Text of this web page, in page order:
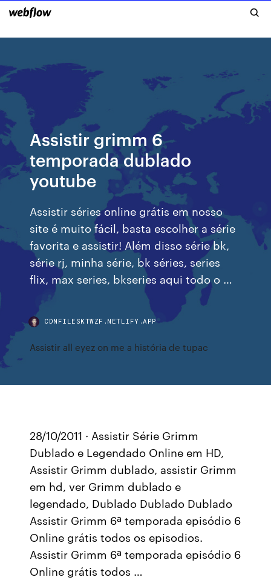
Assistir grimm 6
temporada dublado
youtube
Assistir séries online grátis em nosso
site é muito fácil, basta escolher a série
favorita e assistir! Além disso série bk,
série rj, minha série, bk séries, series
flix, max series, bkseries aqui todo o …
CDNFILESKTWZF.NETLIFY.APP
Assistir all eyez on me a história de tupac
28/10/2011 · Assistir Série Grimm
Dublado e Legendado Online em HD,
Assistir Grimm dublado, assistir Grimm
em hd, ver Grimm dublado e
legendado, Dublado Dublado Dublado
Assistir Grimm 6ª temporada episódio 6
Online grátis todos os episodios.
Assistir Grimm 6ª temporada episódio 6
Online grátis todos …